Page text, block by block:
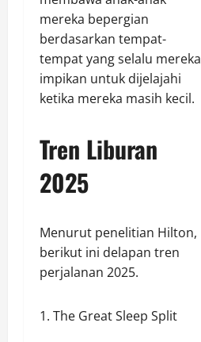
mereka bepergian
berdasarkan tempat-
tempat yang selalu mereka
impikan untuk dijelajahi
ketika mereka masih kecil.
Tren Liburan
2025
Menurut penelitian Hilton,
berikut ini delapan tren
perjalanan 2025.
1. The Great Sleep Split